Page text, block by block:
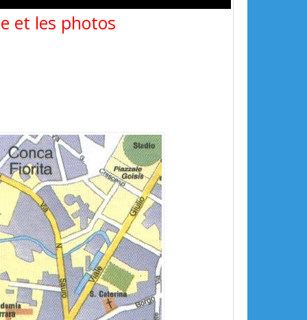
et les photos